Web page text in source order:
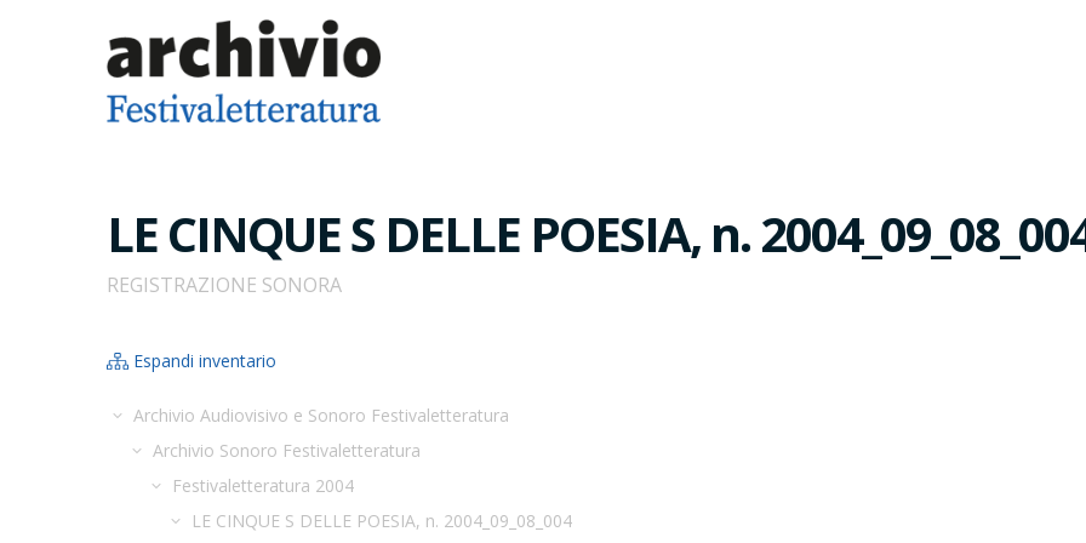
LE CINQUE S DELLE POESIA, n.
REGISTRAZIONE SONORA
Espandi inventario
Archivio Audiovisivo e Sonoro Festivaletteratura
Archivio Sonoro Festivaletteratura
Festivaletteratura 2004
LE CINQUE S DELLE POESIA, n. 2004_09_08_004